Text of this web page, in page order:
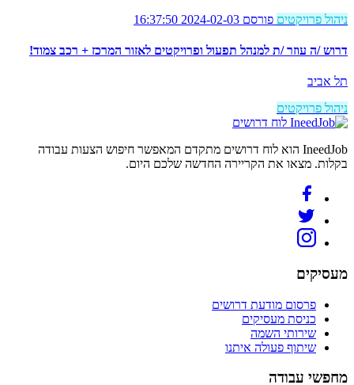
ניהול פרויקטים פורסם 2024-02-03 16:37:50
דרוש /ה עוזר /ת למנהל תפעול ופרויקטים לאזור המרכז + רכב צמוד!
תל אביב
ניהול פרויקטים
לוח דרושים
IneedJob הוא לוח דרושים מתקדם המאפשר חיפוש הצעות עבודה
בקלות. מצאו את הקריירה החדשה שלכם היום.
מעסיקים
פרסום מודעת דרושים
כניסת מעסיקים
שירותי השמה
שיתוף פעולה איתנו
מחפשי עבודה